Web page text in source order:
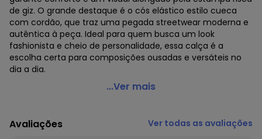
de giz. O grande destaque é o cós elástico estilo cueca
com cordão, que traz uma pegada streetwear moderna e
autêntica à peça. Ideal para quem busca um look
fashionista e cheio de personalidade, essa calça é a
escolha certa para composições ousadas e versáteis no
dia a dia.
Yends Fashion - Calça Wide Risca de Giz Cós Cueca
Código do produto: 8345374
Modelagem: Ampla
...Ver mais
Avaliações Ver todas as avaliações